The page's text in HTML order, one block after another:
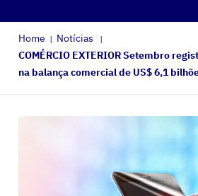
Home
Notícias
COMÉRCIO EXTERIOR Setembro
na balança comercial de US$ 6,1